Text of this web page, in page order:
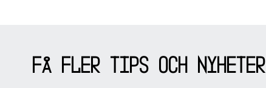
Få fler tips och nyheter